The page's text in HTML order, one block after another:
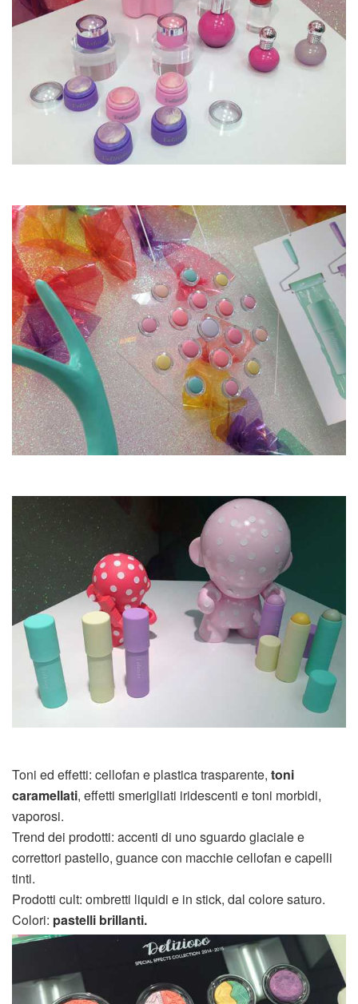
Toni ed effetti: cellofan e plastica trasparente, toni
caramellati, effetti smerigliati iridescenti e toni morbidi,
vaporosi.
Trend dei prodotti: accenti di uno sguardo glaciale e
correttori pastello, guance con macchie cellofan e capelli
tinti.
Prodotti cult: ombretti liquidi e in stick, dal colore saturo.
Colori: pastelli brillanti.